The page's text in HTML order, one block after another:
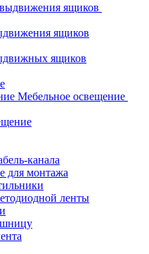
ящиков
ящиков
ящиков
Мебельное освещение
канала
для монтажа
ленты